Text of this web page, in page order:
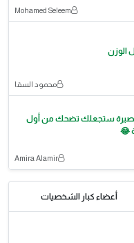
Mohamed Seleem
الوزن
محمود السقا
ستجعلك تضحك من أول
😂
Amira Alamir
أعضاء كبار الشخصيات